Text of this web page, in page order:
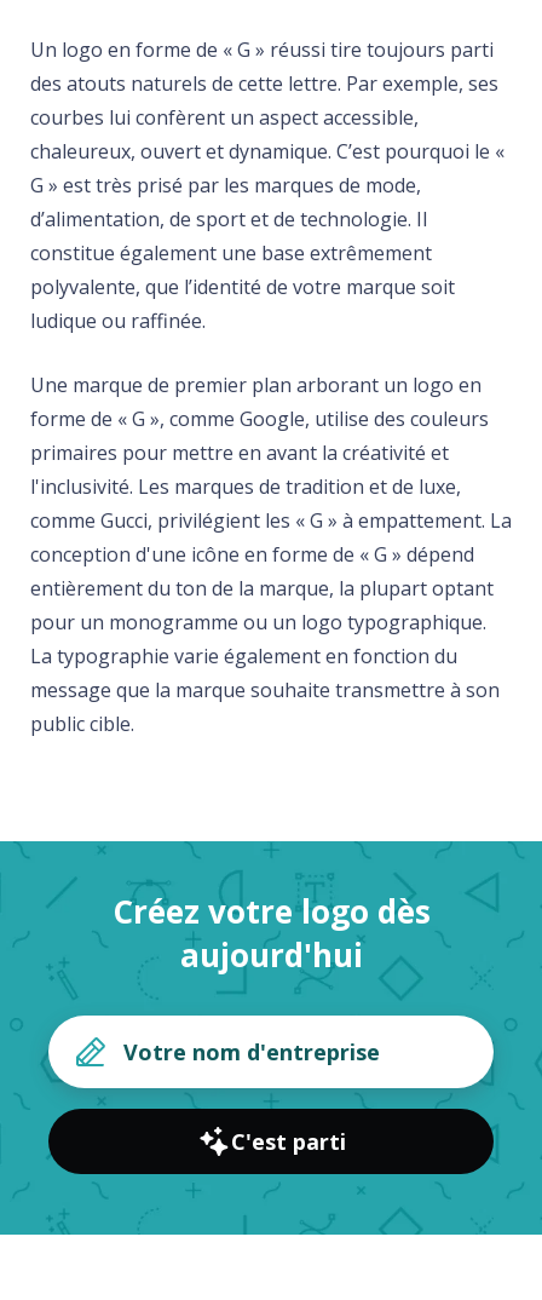
Un logo en forme de « G » réussi tire toujours parti
des atouts naturels de cette lettre. Par exemple, ses
courbes lui confèrent un aspect accessible,
chaleureux, ouvert et dynamique. C’est pourquoi le «
G » est très prisé par les marques de mode,
d’alimentation, de sport et de technologie. Il
constitue également une base extrêmement
polyvalente, que l’identité de votre marque soit
ludique ou raffinée.
Une marque de premier plan arborant un logo en
forme de « G », comme Google, utilise des couleurs
primaires pour mettre en avant la créativité et
l'inclusivité. Les marques de tradition et de luxe,
comme Gucci, privilégient les « G » à empattement. La
conception d'une icône en forme de « G » dépend
entièrement du ton de la marque, la plupart optant
pour un monogramme ou un logo typographique.
La typographie varie également en fonction du
message que la marque souhaite transmettre à son
public cible.
Créez votre logo dès
aujourd'hui
C'est parti